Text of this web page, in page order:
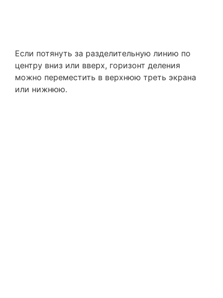
Если потянуть за разделительную линию по
центру вниз или вверх, горизонт деления
можно переместить в верхнюю треть экрана
или нижнюю.